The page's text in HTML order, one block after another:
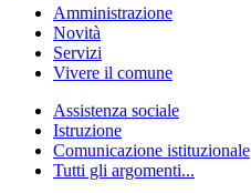
Amministrazione
Novità
Servizi
Vivere il comune
Assistenza sociale
Istruzione
Comunicazione istituzionale
Tutti gli argomenti...